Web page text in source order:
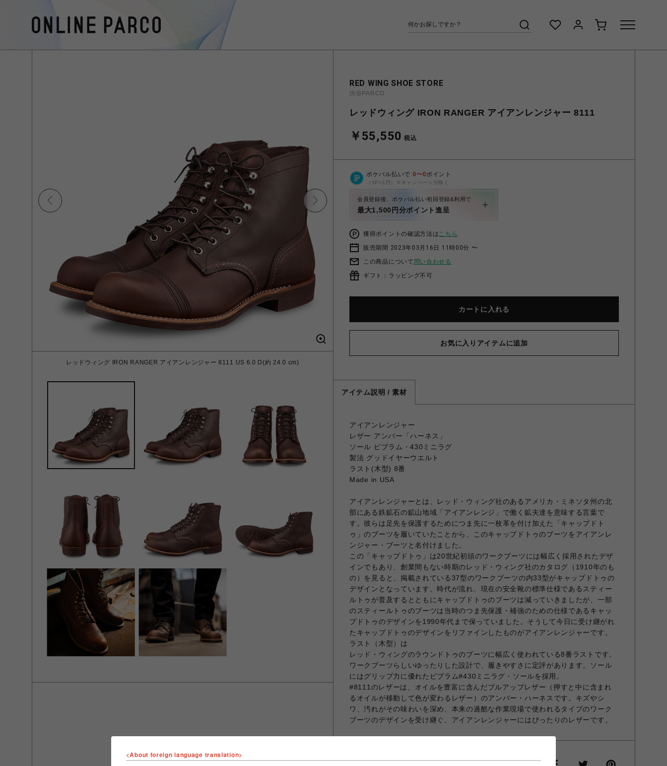
レッドウィング IRON RANGER アイアンレンジャー 8111 US 6.0 D(約 24.0 cm)
RED WING SHOE STORE
渋谷PARCO
レッドウィング IRON RANGER アイアンレンジャー 8111
￥55,550 税込
ポケパル払いで 0〜0ポイント
（1P=1円）※キャンペーン分除く
会員登録後、ポケパル払い初回登録&利用で
最大1,500円分ポイント進呈
獲得ポイントの確認方法はこちら
販売期間 2023年03月16日 11時00分 〜
この商品について 問い合わせる
ギフト：ラッピング不可
カートに入れる
お気に入りアイテムに追加
アイテム説明 / 素材
アイアンレンジャー
レザー アンバー「ハーネス」
ソール ビブラム・430ミニラグ
製法 グッドイヤーウエルト
ラスト(木型) 8番
Made in USA
アイアンレンジャーとは、レッド・ウィング社のあるアメリカ・ミネソタ州の北
部にある鉄鉱石の鉱山地域「アイアンレンジ」で働く鉱夫達を意味する言葉で
す。彼らは足先を保護するためにつま先に一枚革を付け加えた「キャップドト
ゥ」のブーツを履いていたことから、このキャップドトゥのブーツをアイアンレ
ンジャー・ブーツと名付けました。
この「キャップドトゥ」は20世紀初頭のワークブーツには幅広く採用されたデザ
インでもあり、創業間もない時期のレッド・ウィング社のカタログ（1910年のも
の）を見ると、掲載されている37型のワークブーツの内33型がキャップドトゥの
デザインとなっています。時代が流れ、現在の安全靴の標準仕様であるスティー
ルトゥが普及するとともにキャップドトゥのブーツは減っていきましたが、一部
のスティールトゥのブーツは当時のつま先保護・補強のための仕様であるキャッ
プドトゥのデザインを1990年代まで保っていました。そうして今日に受け継がれ
たキャップドトゥのデザインをリファインしたものがアイアンレンジャーです。
ラスト（木型）は
レッド・ウィングのラウンドトゥのブーツに幅広く使われている8番ラストです。
ワークブーツらしいゆったりした設計で、履きやすさに定評があります。ソール
にはグリップ力に優れたビブラム#430ミニラグ・ソールを採用。
#8111のレザーは、オイルを豊富に含んだプルアップレザー（押すと中に含まれ
るオイルが移動して色が変わるレザー）のアンバー・ハーネスです。キズやシ
ワ、汚れがその味わいを深め、本来の過酷な作業現場で使われるタイプのワーク
ブーツのデザインを受け継ぐ、アイアンレンジャーにはぴったりのレザーです。
<About foreign language translation>